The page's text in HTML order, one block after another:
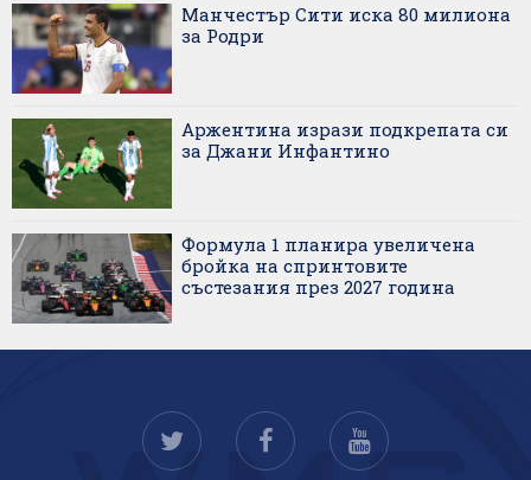
Манчестър Сити иска 80 милиона
за Родри
Аржентина изрази подкрепата си
за Джани Инфантино
Формула 1 планира увеличена
бройка на спринтовите
състезания през 2027 година